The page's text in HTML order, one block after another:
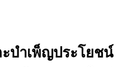
บำเพ็ญประโยชน์